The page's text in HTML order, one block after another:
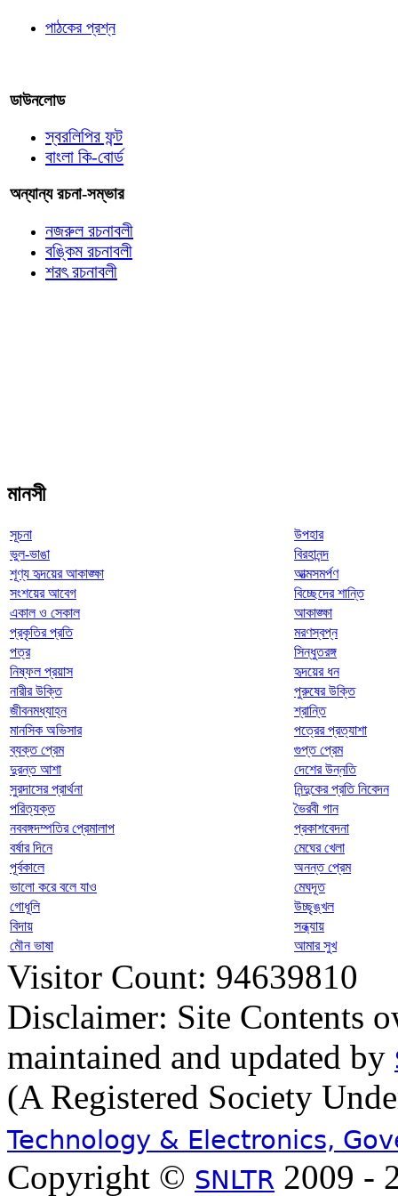
পাঠকের প্রশ্ন
ডাউনলোড
স্বরলিপির ফন্ট
বাংলা কি-বোর্ড
অন্যান্য রচনা-সম্ভার
নজরুল রচনাবলী
বঙ্কিম রচনাবলী
শরৎ রচনাবলী
মানসী
সূচনা
উপহার
ভুল-ভাঙা
বিরহানন্দ
শূণ্য হৃদয়ের আকাঙ্ক্ষা
আত্মসমর্পণ
সংশয়ের আবেগ
বিচ্ছেদের শান্তি
একাল ও সেকাল
আকাঙ্ক্ষা
প্রকৃতির প্রতি
মরণস্বপ্ন
পত্র
সিন্ধুতরঙ্গ
নিষ্ফল প্রয়াস
হৃদয়ের ধন
নারীর উক্তি
পুরুষের উক্তি
জীবনমধ্যাহ্ন
শ্রান্তি
মানসিক অভিসার
পত্রের প্রত্যাশা
ব্যক্ত প্রেম
গুপ্ত প্রেম
দুরন্ত আশা
দেশের উন্নতি
সুরদাসের প্রার্থনা
নিন্দুকের প্রতি নিবেদন
পরিত্যক্ত
ভৈরবী গান
নববঙ্গদম্পতির প্রেমালাপ
প্রকাশবেদনা
বর্ষার দিনে
মেঘের খেলা
পূর্বকালে
অনন্ত প্রেম
ভালো করে বলে যাও
মেঘদূত
গোধূলি
উচ্ছৃঙ্খল
বিদায়
সন্ধ্যায়
মৌন ভাষা
আমার সুখ
Visitor Count: 94639810
Disclaimer: Site Contents
maintained and updated by
(A Registered Society
Technology & Electronics,
Copyright © SNLTR 2009 -